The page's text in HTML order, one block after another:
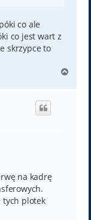
co ale
co jest wart z
skrzypce to
g
na kadrę
tych plotek